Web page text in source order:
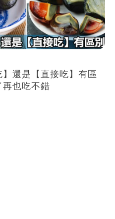
】還是【直接吃】有區
再也吃不錯